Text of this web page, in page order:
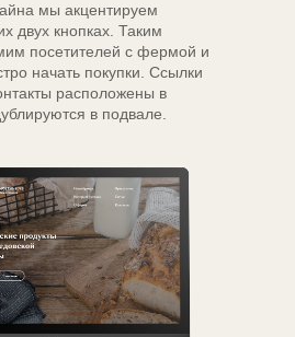
мы акцентируем
двух кнопках. Таким
посетителей с фермой и
начать покупки. Ссылки
расположены в
в подвале.